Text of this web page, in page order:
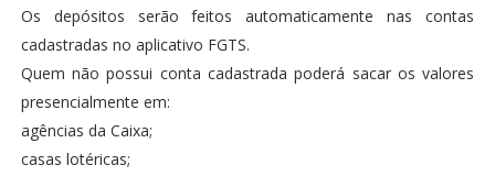
Os depósitos serão feitos automaticamente nas contas
cadastradas no aplicativo FGTS.
Quem não possui conta cadastrada poderá sacar os valores
presencialmente em:
agências da Caixa;
casas lotéricas;